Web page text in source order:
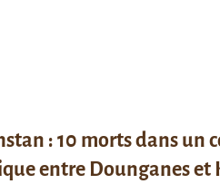
: 10 morts dans un
entre Dounganes et